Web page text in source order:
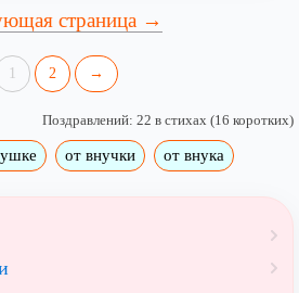
страница →
1 2 →
Поздравлений: 22 в стихах (16 коротких)
от внучки от внука